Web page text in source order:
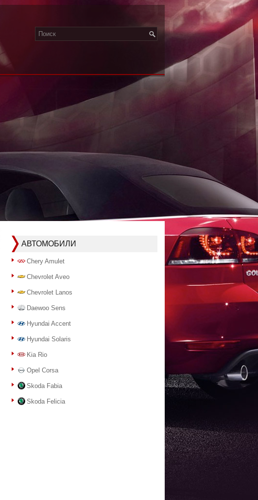
АВТОМОБИЛИ
Chery Amulet
Chevrolet Aveo
Chevrolet Lanos
Daewoo Sens
Hyundai Accent
Hyundai Solaris
Kia Rio
Opel Corsa
Skoda Fabia
Skoda Felicia